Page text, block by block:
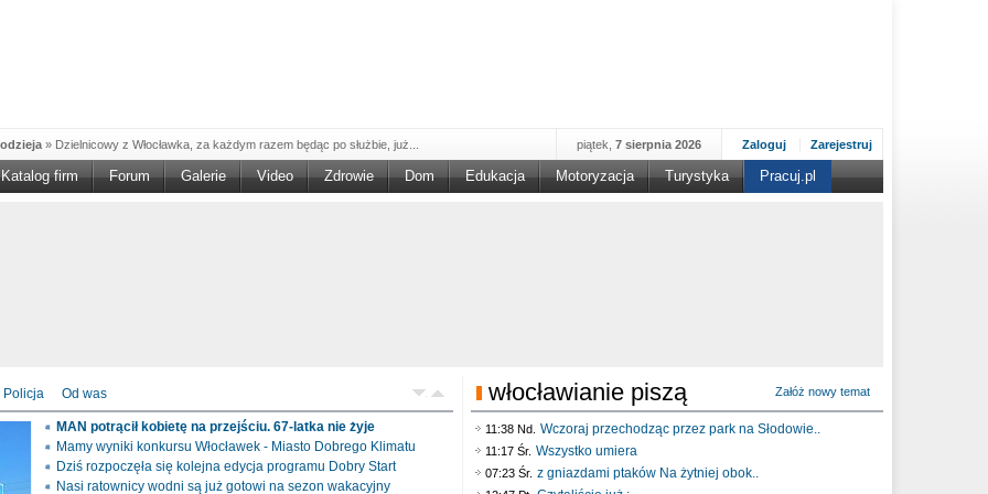
» Dzielnicowy z Włocławka, za każdym razem będąc po służbie, już...
w NGO'»Ruszył nabór w konkursie „Wsparcie Organizacji Wolontariatu w NGO –
» Od czerwca rozpoczął się nowy okres świadczeniowy 800 plus, który
» Policjanci ruchu drogowego przeprowadzili na drogach Włocławka i
Zaloguj Zarejestruj
piątek, 7 sierpnia 2026
Katalog firm Forum Galerie Video Zdrowie Dom Edukacja Motoryzacja Turystyka Pracuj.pl
Policja Od was
MAN potrącił kobietę na przejściu. 67-latka nie żyje
Mamy wyniki konkursu Włocławek - Miasto Dobrego Klimatu
Dziś rozpoczęła się kolejna edycja programu Dobry Start
Nasi ratownicy wodni są już gotowi na sezon wakacyjny
włocławianie piszą Załóż nowy temat
11:38 Nd. Wczoraj przechodząc przez park na Słodowie..
11:17 Śr. Wszystko umiera
07:23 Śr. z gniazdami ptaków Na żytniej obok..